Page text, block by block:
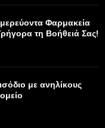
Φαρμακεία
τη Βοήθειά Σας!
με ανηλίκους